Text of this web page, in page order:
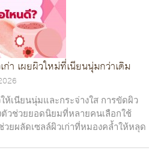
า เผยผิวใหม่ที่เนียนนุ่มกว่าเดิม
เนียนนุ่มและกระจ่างใส การขัดผิว
วช่วยยอดนิยมที่หลายคนเลือกใช้
วยผลัดเซลล์ผิวเก่าที่หมองคล้ำให้หลุด